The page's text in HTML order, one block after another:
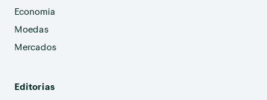
Economia
Moedas
Mercados
Editorias